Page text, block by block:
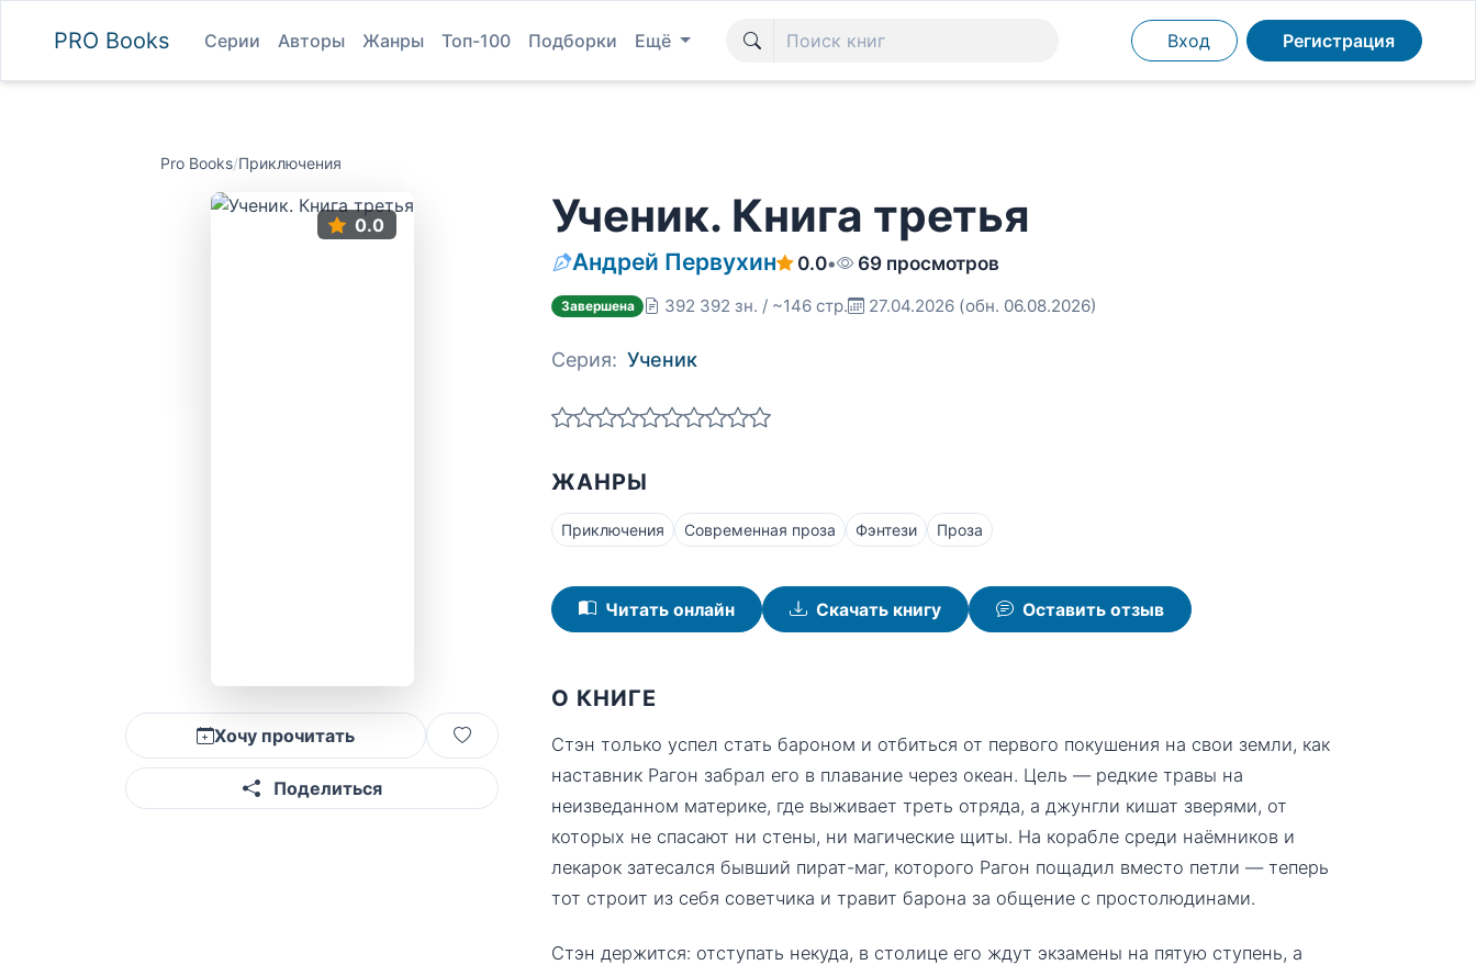
PRO Books Серии Авторы Жанры Топ-100 Подборки Ещё Вход Регистрация
Pro Books/Приключения
0.0
Хочу прочитать
Поделиться
Ученик. Книга третья
Андрей Первухин 0.0• 69 просмотров
Завершена 392 392 зн. / ~146 стр. 27.04.2026 (обн. 06.08.2026)
Серия: Ученик
ЖАНРЫ
Приключения Современная проза Фэнтези Проза
Читать онлайн Скачать книгу Оставить отзыв
О КНИГЕ
Стэн только успел стать бароном и отбиться от первого покушения на свои земли, как
наставник Рагон забрал его в плавание через океан. Цель — редкие травы на
неизведанном материке, где выживает треть отряда, а джунгли кишат зверями, от
которых не спасают ни стены, ни магические щиты. На корабле среди наёмников и
лекарок затесался бывший пират-маг, которого Рагон пощадил вместо петли — теперь
тот строит из себя советчика и травит барона за общение с простолюдинами.
Стэн держится: отступать некуда, в столице его ждут экзамены на пятую ступень, а